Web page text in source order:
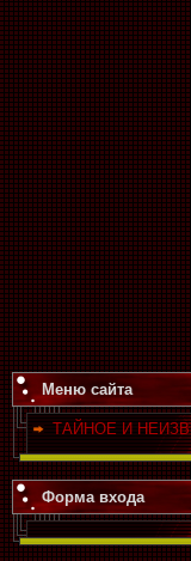
Меню сайта
ТАЙНОЕ И
Форма входа